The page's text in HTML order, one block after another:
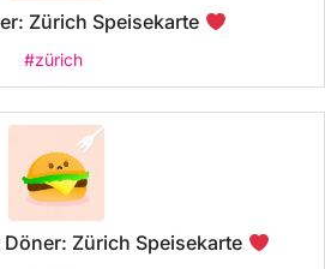
Zürich Speisekarte
#zürich
Zürich Speisekarte